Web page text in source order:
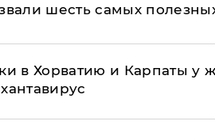
шесть самых
в Хорватию и Карпаты у